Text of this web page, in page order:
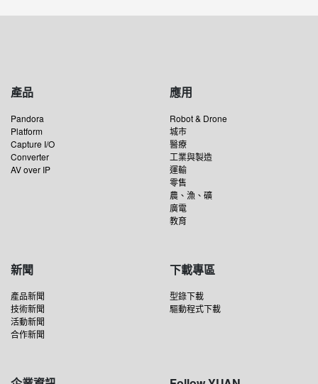
產品
Pandora
Platform
Capture I/O
Converter
AV over IP
應用
Robot & Drone
城市
醫療
工業與製造
運輸
零售
農、漁、礦
廣電
教育
新聞
產品新聞
技術新聞
活動新聞
合作新聞
下載專區
型錄下載
驅動程式下載